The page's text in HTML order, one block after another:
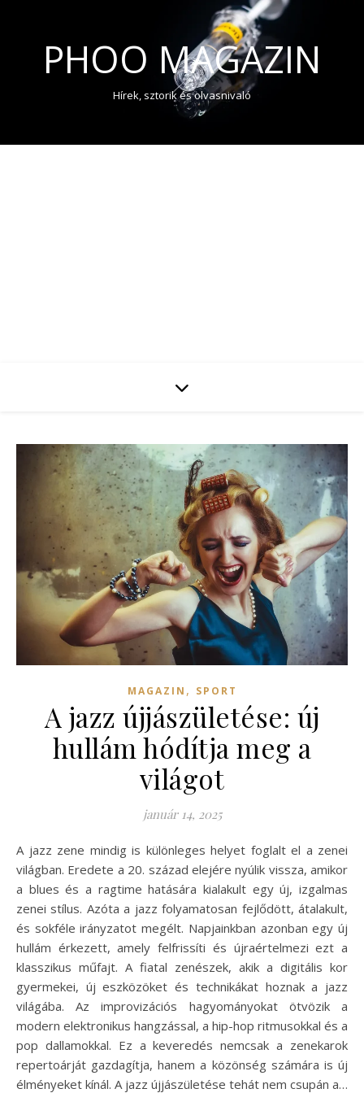
PHOO MAGAZIN
Hírek, sztorik és olvasnivaló
MAGAZIN , SPORT
A jazz újjászületése: új
hullám hódítja meg a
világot
január 14, 2025
A jazz zene mindig is különleges helyet foglalt el a zenei
világban. Eredete a 20. század elejére nyúlik vissza, amikor
a blues és a ragtime hatására kialakult egy új, izgalmas
zenei stílus. Azóta a jazz folyamatosan fejlődött, átalakult,
és sokféle irányzatot megélt. Napjainkban azonban egy új
hullám érkezett, amely felfrissíti és újraértelmezi ezt a
klasszikus műfajt. A fiatal zenészek, akik a digitális kor
gyermekei, új eszközöket és technikákat hoznak a jazz
világába. Az improvizációs hagyományokat ötvözik a
modern elektronikus hangzással, a hip-hop ritmusokkal és a
pop dallamokkal. Ez a keveredés nemcsak a zenekarok
repertoárját gazdagítja, hanem a közönség számára is új
élményeket kínál. A jazz újjászületése tehát nem csupán a…